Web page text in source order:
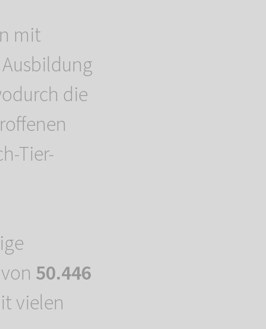
mit
die
Tier-
50.446
vielen